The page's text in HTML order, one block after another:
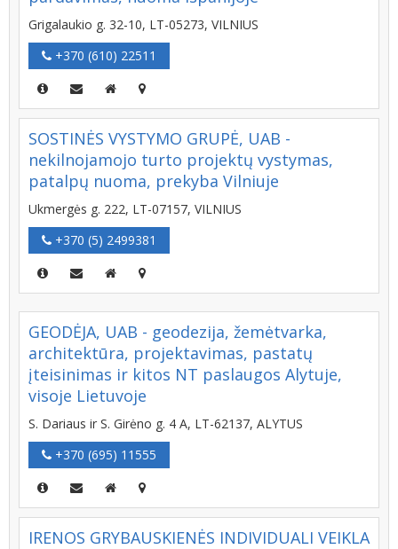
Grigalaukio g. 32-10, LT-05273, VILNIUS
+370 (610) 22511
SOSTINĖS VYSTYMO GRUPĖ, UAB -
nekilnojamojo turto projektų vystymas,
patalpų nuoma, prekyba Vilniuje
Ukmergės g. 222, LT-07157, VILNIUS
+370 (5) 2499381
GEODĖJA, UAB - geodezija, žemėtvarka,
architektūra, projektavimas, pastatų
įteisinimas ir kitos NT paslaugos Alytuje,
visoje Lietuvoje
S. Dariaus ir S. Girėno g. 4 A, LT-62137, ALYTUS
+370 (695) 11555
IRENOS GRYBAUSKIENĖS INDIVIDUALI VEIKLA